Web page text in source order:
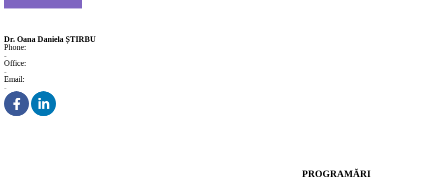
Dr. Oana Daniela ȘTIRBU
Phone:
-
Office:
-
Email:
-
PROGRAMĂRI